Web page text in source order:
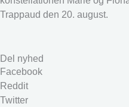
Trappaud den 20. august.
Del nyhed
Facebook
Reddit
Twitter